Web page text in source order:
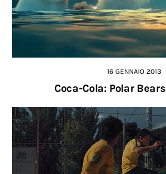
16 GENNAIO 2013
Coca-Cola: Polar